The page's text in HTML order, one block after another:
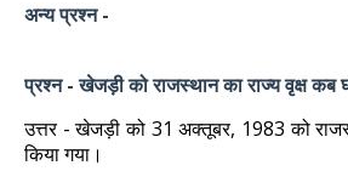
अन्य प्रश्न -
प्रश्न - खेजड़ी को राजस्थान का राज्य वृक्ष कब
उत्तर - खेजड़ी को 31 अक्तूबर, 1983 को
किया गया।